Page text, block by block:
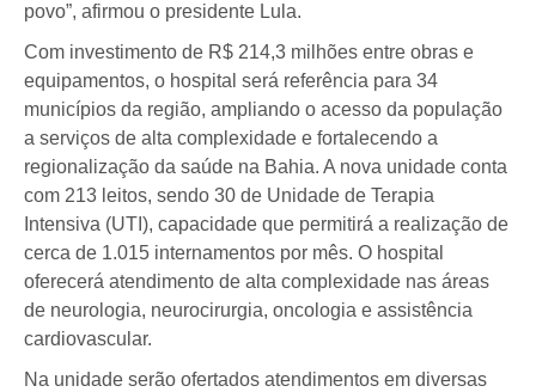
povo”, afirmou o presidente Lula.
Com investimento de R$ 214,3 milhões entre obras e
equipamentos, o hospital será referência para 34
municípios da região, ampliando o acesso da população
a serviços de alta complexidade e fortalecendo a
regionalização da saúde na Bahia. A nova unidade conta
com 213 leitos, sendo 30 de Unidade de Terapia
Intensiva (UTI), capacidade que permitirá a realização de
cerca de 1.015 internamentos por mês. O hospital
oferecerá atendimento de alta complexidade nas áreas
de neurologia, neurocirurgia, oncologia e assistência
cardiovascular.
Na unidade serão ofertados atendimentos em diversas